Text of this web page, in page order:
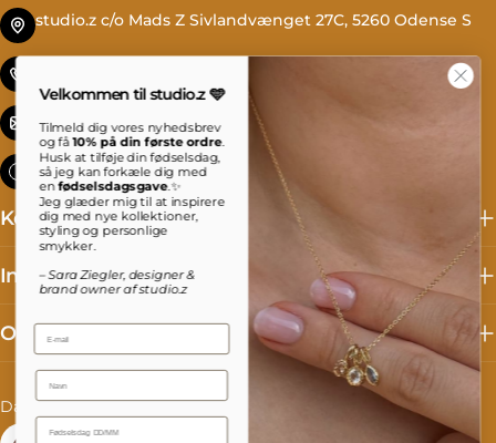
studio.z c/o Mads Z Sivlandvænget 27C, 5260 Odense S
info@studioz.dk
Mandag til torsdag: 8 - 16 Fredag: 8 - 15:30
Kollektioner
Information
Om studio.z
S
Dansk
L
Danmark (DKK kr.)
Velkommen til studio.z 🩵
Tilmeld dig vores nyhedsbrev
og få10% på din første ordre.
Husk at tilføje din fødselsdag,
så jeg kan forkæle dig med
enfødselsdagsgave.✨
Jeg glæder mig til at inspirere
dig med nye kollektioner,
styling og personlige
smykker.
– Sara Ziegler, designer &
brand owner af studio.z
Email
Name